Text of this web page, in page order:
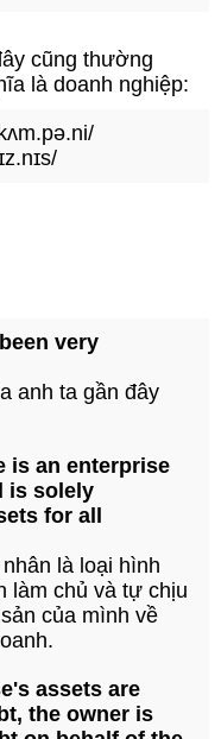
cũng thường
là doanh nghiệp:
very
anh ta gần đây
is an enterprise
is solely
for all
là loại hình
làm chủ và tự chịu
của mình về
assets are
the owner is